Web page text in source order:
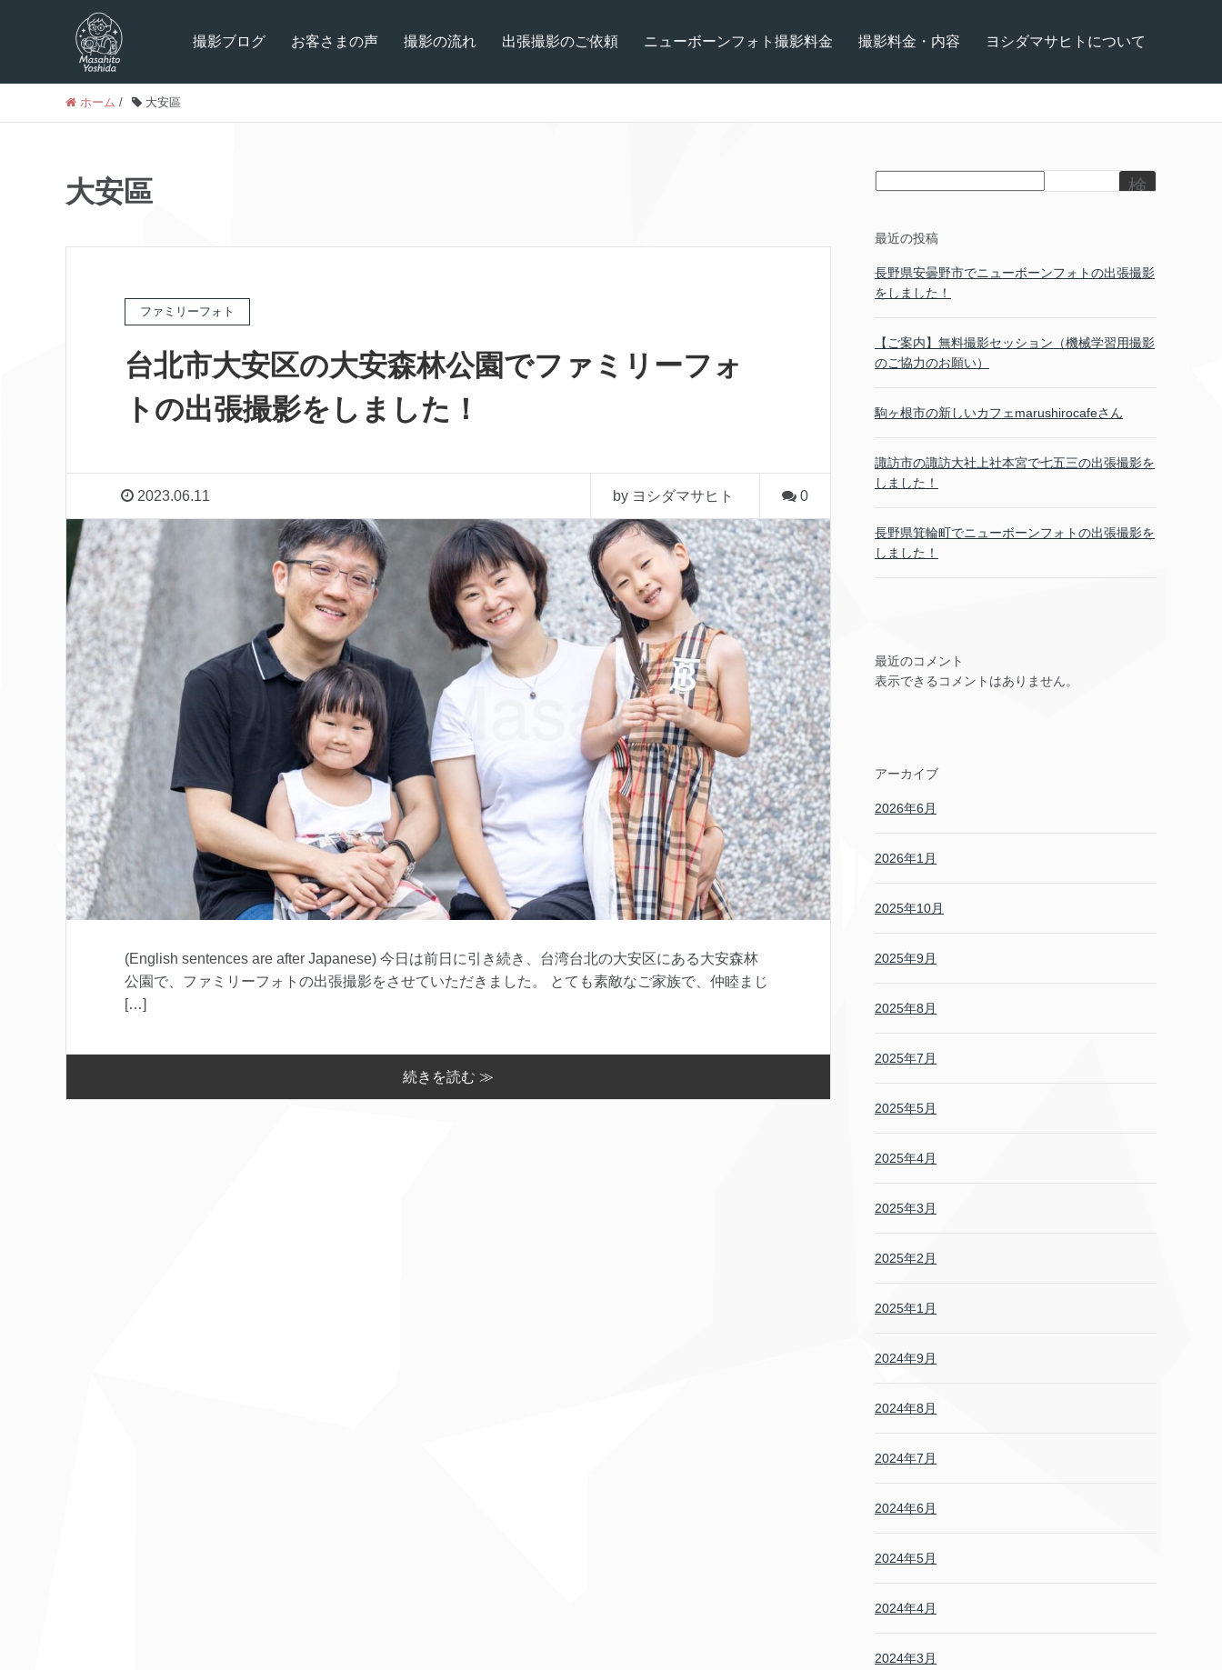
撮影ブログ お客さまの声 撮影の流れ 出張撮影のご依頼 ニューボーンフォト撮影料金 撮影料金・内容 ヨシダマサヒトについて
ホーム / 大安區
大安區
ファミリーフォト
台北市大安区の大安森林公園でファミリーフォ
トの出張撮影をしました！
2023.06.11 by ヨシダマサヒト 0
(English sentences are after Japanese) 今日は前日に引き続き、台湾台北の大安区にある大安森林
公園で、ファミリーフォトの出張撮影をさせていただきました。 とても素敵なご家族で、仲睦まじ
[…]
続きを読む ≫
検
最近の投稿
長野県安曇野市でニューボーンフォトの出張撮影
をしました！
【ご案内】無料撮影セッション（機械学習用撮影
のご協力のお願い）
駒ヶ根市の新しいカフェmarushirocafeさん
諏訪市の諏訪大社上社本宮で七五三の出張撮影を
しました！
長野県箕輪町でニューボーンフォトの出張撮影を
しました！
最近のコメント
表示できるコメントはありません。
アーカイブ
2026年6月
2026年1月
2025年10月
2025年9月
2025年8月
2025年7月
2025年5月
2025年4月
2025年3月
2025年2月
2025年1月
2024年9月
2024年8月
2024年7月
2024年6月
2024年5月
2024年4月
2024年3月